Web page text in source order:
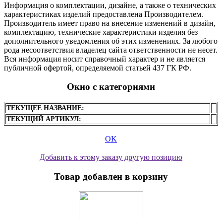
Информация о комплектации, дизайне, а также о технических
характеристиках изделий предоставлена Производителем.
Производитель имеет право на внесение изменений в дизайн,
комплектацию, технические характеристики изделия без
дополнительного уведомления об этих изменениях. За любого
рода несоответствия владелец сайта ответственности не несет.
Вся информация носит справочный характер и не является
публичной офертой, определяемой статьей 437 ГК РФ.
Окно с категориями
ТЕКУЩЕЕ НАЗВАНИЕ:
ТЕКУЩИЙ АРТИКУЛ:
OK
Добавить к этому заказу другую позицию
Товар добавлен в корзину